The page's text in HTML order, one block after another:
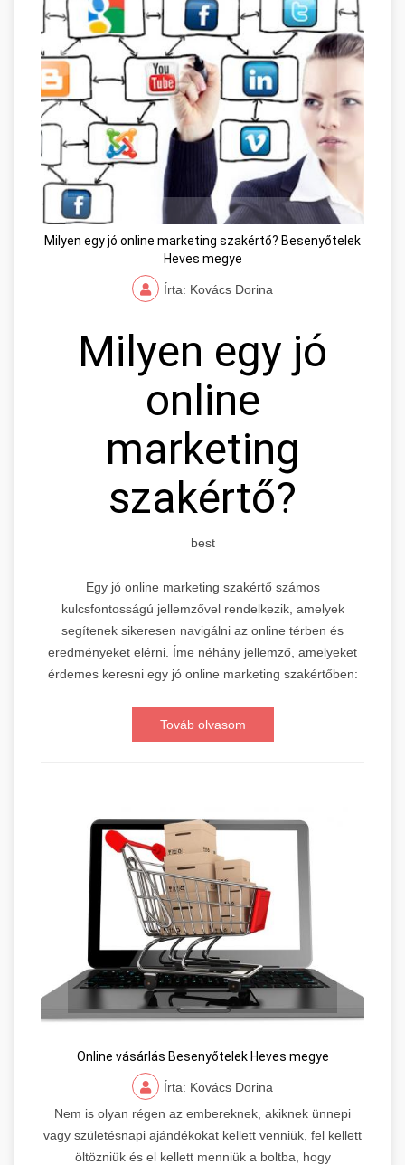
Milyen egy jó online marketing szakértő? Besenyőtelek
Heves megye
Írta: Kovács Dorina
Milyen egy jó
online
marketing
szakértő?
best
Egy jó online marketing szakértő számos
kulcsfontosságú jellemzővel rendelkezik, amelyek
segítenek sikeresen navigálni az online térben és
eredményeket elérni. Íme néhány jellemző, amelyeket
érdemes keresni egy jó online marketing szakértőben:
Továb olvasom
Online vásárlás Besenyőtelek Heves megye
Írta: Kovács Dorina
Nem is olyan régen az embereknek, akiknek ünnepi
vagy születésnapi ajándékokat kellett venniük, fel kellett
öltözniük és el kellett menniük a boltba, hogy